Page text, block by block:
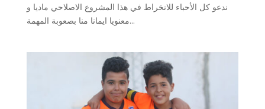
ندعو كل الأحباء للانخراط في هذا المشروع الاصلاحي ماديا و
معنويا ايمانا منا بصعوبة المهمة...